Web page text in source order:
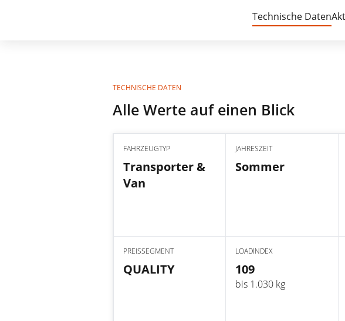
Technische Daten
TECHNISCHE DATEN
Alle Werte auf einen Blick
FAHRZEUGTYP
Transporter &
Van
JAHRESZEIT
Sommer
PREISSEGMENT
QUALITY
LOADINDEX
109
bis 1.030 kg